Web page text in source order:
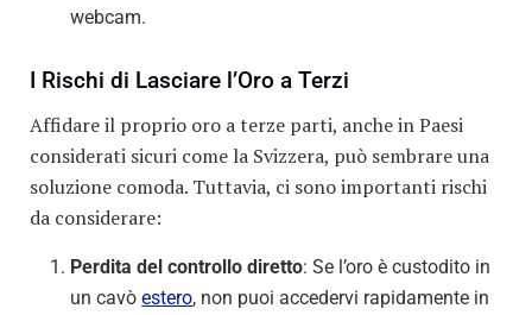
webcam.
I Rischi di Lasciare l’Oro a Terzi
Affidare il proprio oro a terze parti, anche in Paesi
considerati sicuri come la Svizzera, può sembrare una
soluzione comoda. Tuttavia, ci sono importanti rischi
da considerare:
Perdita del controllo diretto: Se l’oro è custodito in
un cavòestero, non puoi accedervi rapidamente in